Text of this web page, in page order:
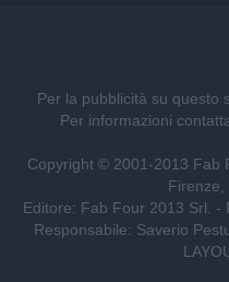
Per la pubblicità su questo
Per informazioni
Copyright © 2001-2013 Fab
Firenze,
Editore: Fab Four 2013 Srl. -
Responsabile: Saverio